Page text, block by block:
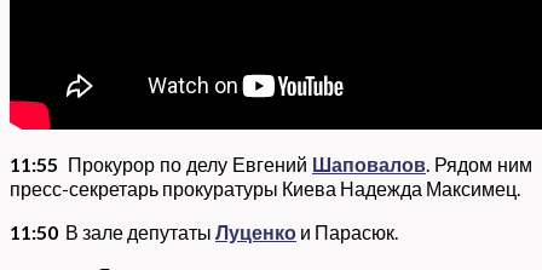
11:55 Прокурор по делу Евгений Шаповалов. Рядом ним
пресс-секретарь прокуратуры Киева Надежда Максимец.
11:50 В зале депутаты Луценко и Парасюк.